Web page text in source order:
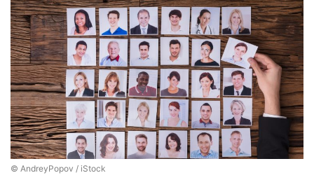
© AndreyPopov / iStock